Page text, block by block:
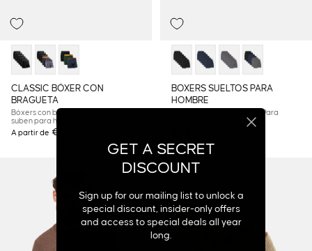
CLASSIC BÓXER CON
BRAGUETA
Bóxers con bragueta que no se
suben para hombre
A partir de €36,95
BOXERS SUELTOS PARA
HOMBRE
Boxers Holgados Suaves Para
GET A SECRET
DISCOUNT
Sign up for our mailing list to unlock a
special discount, insider-only offers
and access to special deals all year
long.